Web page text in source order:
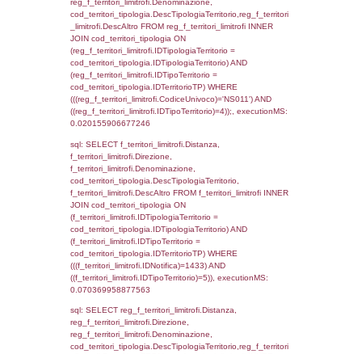
0.00051093101501465
sql: SELECT
SEPARATOR '; ') AS DescAltro,
f_territori_limitrofi INNER JOIN
(f_territori_limitrofi.IDTipologiaTerritorio =
cod_territori_tipologia.IDTipologiaTerritorio
f_territori_limitrofi.IDTipoTerritorio =
cod_territori_tipologia.IDTerritorioTP )
((f_territori_limitrofi.IDNotifica) = 1433 ) AND
cod_territori_tipologia.IDTerritorioTP = 1)
executionMS: 0.051602125167847
sql: SELECT
SEPARATOR '; ') AS DescAltro,
reg_f_territori_limitrofi INNER JOIN